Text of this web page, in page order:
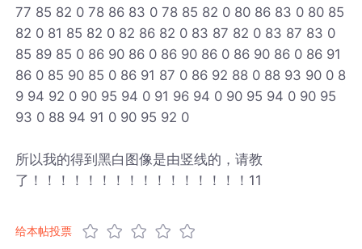
77 85 82 0 78 86 83 0 78 85 82 0 80 86 83 0 80 85
82 0 81 85 82 0 82 86 82 0 83 87 82 0 83 87 83 0
85 89 85 0 86 90 86 0 86 90 86 0 86 90 86 0 86 91
86 0 85 90 85 0 86 91 87 0 86 92 88 0 88 93 90 0 8
9 94 92 0 90 95 94 0 91 96 94 0 90 95 94 0 90 95
93 0 88 94 91 0 90 95 92 0
所以我的得到黑白图像是由竖线的，请教
了！！！！！！！！！！！！！！！！11
给本帖投票